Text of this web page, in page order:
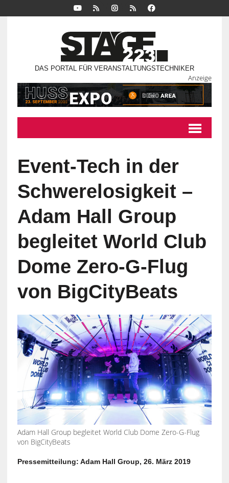
DAS PORTAL FÜR VERANSTALTUNGSTECHNIKER
Anzeige
Event-Tech in der
Schwerelosigkeit –
Adam Hall Group
begleitet World Club
Dome Zero-G-Flug
von BigCityBeats
Adam Hall Group begleitet World Club Dome Zero-G-Flug
von BigCityBeats
Pressemitteilung: Adam Hall Group, 26. März 2019